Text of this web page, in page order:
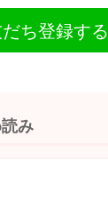
ち登録する
み